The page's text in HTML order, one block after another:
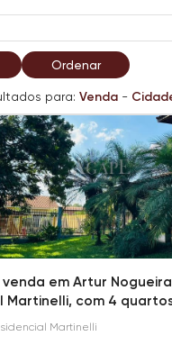
Ordenar
para: Venda -
em Artur
Martinelli, com 4
Martinelli